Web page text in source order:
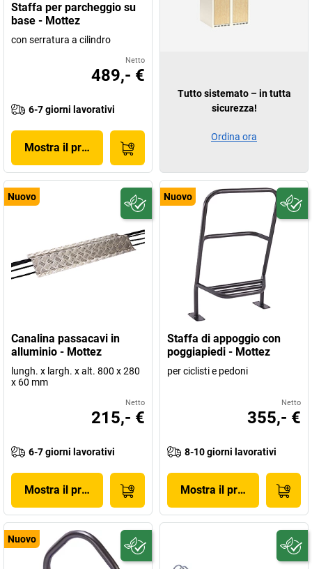
Staffa per parcheggio su
base - Mottez
con serratura a cilindro
Netto
489,- €
6-7 giorni lavorativi
Mostra il prodotto
Nuovo
Canalina passacavi in
alluminio - Mottez
lungh. x largh. x alt. 800 x 280
x 60 mm
Netto
215,- €
6-7 giorni lavorativi
Mostra il prodotto
Nuovo
Staffa di appoggio con
poggiapiedi - Mottez
per ciclisti e pedoni
Netto
355,- €
8-10 giorni lavorativi
Mostra il prodotto
Nuovo
Tutto sistemato – in tutta
sicurezza!
Ordina ora